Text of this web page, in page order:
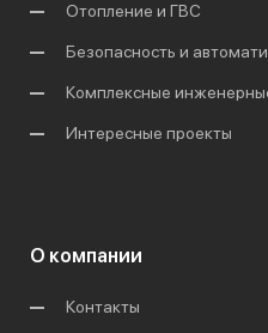
Отопление и ГВС
Безопасность и
Комплексные
Интересные проекты
О компании
Контакты